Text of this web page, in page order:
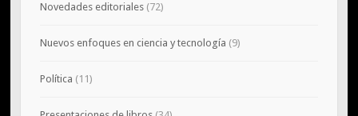
Novedades editoriales(72)
Nuevos enfoques en ciencia y tecnología (9)
Política (11)